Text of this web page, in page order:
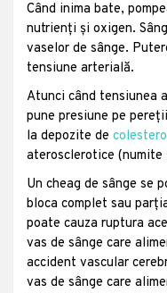
Când inima bate,
nutrienți și oxigen.
vaselor de sânge.
tensiune arterială.
Atunci când tensiunea
pune presiune pe
la depozite de
aterosclerotice
Un cheag de sânge se
bloca complet sau
poate cauza ruptura
vas de sânge care
accident vascular
vas de sânge care